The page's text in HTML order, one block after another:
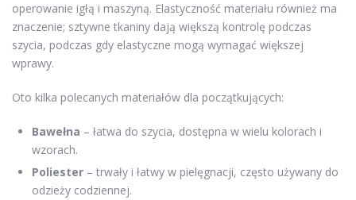
operowanie igłą i maszyną. Elastyczność materiału również ma
znaczenie; sztywne tkaniny dają większą kontrolę podczas
szycia, podczas gdy elastyczne mogą wymagać większej
wprawy.
Oto kilka polecanych materiałów dla początkujących:
Bawełna – łatwa do szycia, dostępna w wielu kolorach i
wzorach.
Poliester – trwały i łatwy w pielęgnacji, często używany do
odzieży codziennej.